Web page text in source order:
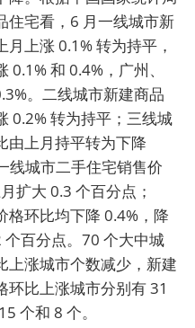
住宅看，6 月一线城市新
上涨 0.1% 转为持平，
和 0.4%，广州、
。二线城市新建商品
0.2% 转为持平；三线城
由上月持平转为下降
线城市二手住宅销售价
扩大 0.3 个百分点；
格环比均下降 0.4%，降
百分点。70 个大中城
上涨城市个数减少，新建
环比上涨城市分别有 31
个和 8 个。